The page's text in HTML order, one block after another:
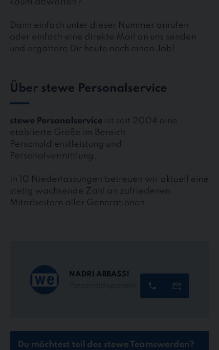
kaum abwarten?
Dann einfach unter dieser Nummer anrufen
oder einfach eine direkte Mail an uns senden
und ergattere Dir heute noch einen Job!
Über stewe Personalservice
stewe Personalservice ist seit 2004 eine
etablierte Größe im Bereich
Personaldienstleistung und
Personalvermittlung.
In 10 Niederlassungen betreuen wir aktuell eine
stetig wachsende Zahl an zufriedenen
Mitarbeitern aller Generationen.
NADRI ABBASSI
Du möchtest teil des stewe Teamswerden?